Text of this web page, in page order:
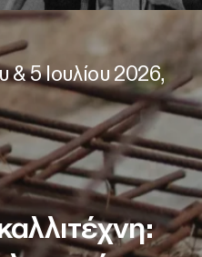
& 5 Ιουλίου 2026,